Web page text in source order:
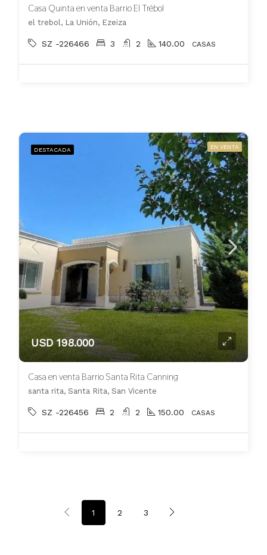
Casa Quinta en venta Barrio El Trébol
el trebol, La Unión, Ezeiza
SZ -226466 3 2 140.00 CASAS
DESTACADA EN VENTA
USD 198.000
Casa en venta Barrio Santa Rita Canning
santa rita, Santa Rita, San Vicente
SZ -226456 2 2 150.00 CASAS
1 2 3